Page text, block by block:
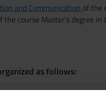
and Communication of the
the course Master's degree in
as follows: